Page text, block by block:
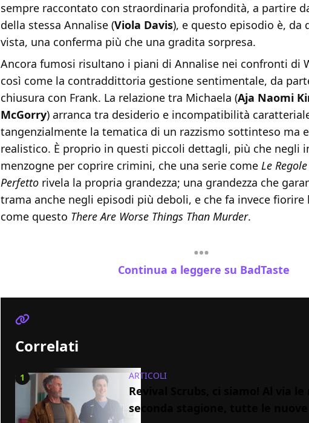
sempre raccontato con straordinaria profondità, a partire
della stessa Annalise (Viola Davis), e questo episodio è, da
vista, una conferma più che una gradita sorpresa.
Ancora fumosi risultano i piani di Annalise nei confronti di
così come la contraddittoria gestione sentimentale, da
chiusura con Frank. La relazione tra Michaela (Aja Naomi
McGorry) arranca tra desiderio e incompatibilità
tangenzialmente la tematica di un razzismo sottinteso ma
realistico. È proprio in questi piccoli dettagli, più che negli
menzogne per coprire crimini, che una serie come Le
Perfetto rivela la propria grandezza; una grandezza che
trama anche negli episodi più deboli, e che fa invece
come questo There Are Worse Things Than Murder.
Continua a leggere su BadTaste
Correlati
1 ARTICOLI
Revival Scrubs, ci siamo! Al via le
seconda stagione, tutte le nuove